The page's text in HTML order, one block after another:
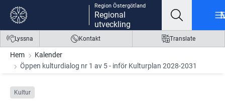
Gå till innehåll
Gå till meny
Gå till sidfot
Region Östergötland
Regional
utveckling
Lyssna Kontakt Translate
Hem
Kalender
Öppen kulturdialog nr 1 av 5 - inför Kulturplan 2028-2031
Kultur